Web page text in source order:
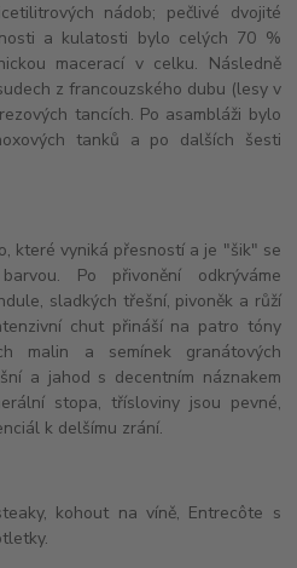
nádob; pečlivé dvojité
a kulatosti bylo celých 70 %
macerací v celku. Následně
z francouzského dubu (lesy v
tancích. Po asambláži bylo
tanků a po dalších šesti
které vyniká přesností a je "šik" se
Po přivonění odkrýváme
sladkých třešní, pivoněk a růží
chut přináší na patro tóny
malin a semínek granátových
a jahod s decentním náznakem
stopa, třísloviny jsou pevné,
k delšímu zrání.
kohout na víně, Entrecôte s